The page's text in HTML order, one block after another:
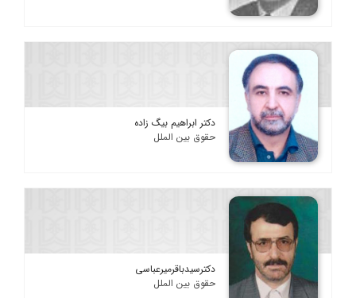
دکتر ابراهیم بیگ زاده
حقوق بین الملل
دکترسیدباقرمیرعباسی
حقوق بین الملل